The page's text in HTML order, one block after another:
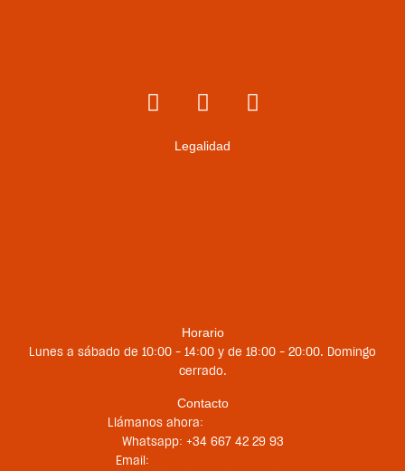
Legalidad
Horario
Lunes a sábado de 10:00 – 14:00 y de 18:00 – 20:00. Domingo
cerrado.
Contacto
Llámanos ahora:
Whatsapp: +34 667 42 29 93
Email: